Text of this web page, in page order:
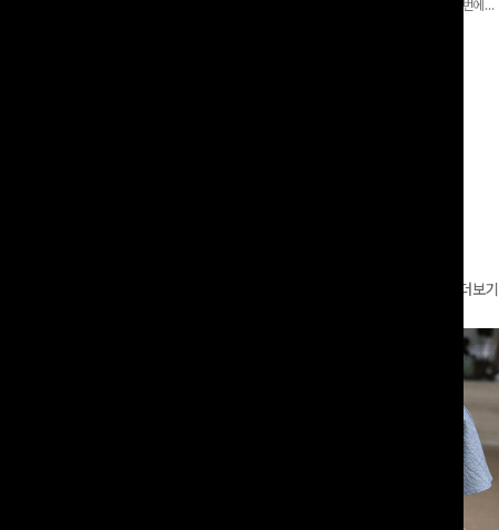
성된 활용도 높은 3종 세트 🤍 코디 걱정 없이 한 번에
더보기